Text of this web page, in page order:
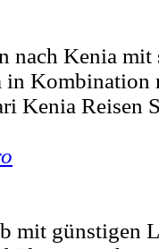
nach Kenia mit
in Kombination
Kenia Reisen
mit günstigen